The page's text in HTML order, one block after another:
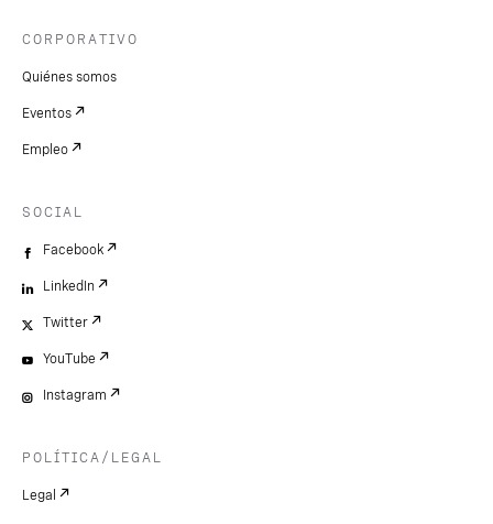
CORPORATIVO
Quiénes somos
Eventos
Empleo
SOCIAL
Facebook
LinkedIn
Twitter
YouTube
Instagram
POLÍTICA/LEGAL
Legal